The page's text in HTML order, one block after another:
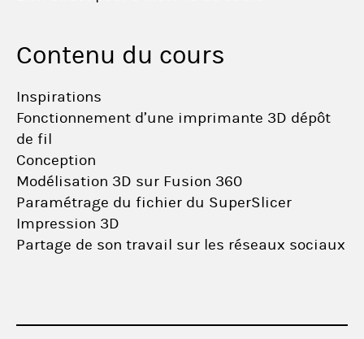
Contenu du cours
Inspirations
Fonctionnement d’une imprimante 3D dépôt
de fil
Conception
Modélisation 3D sur Fusion 360
Paramétrage du fichier du SuperSlicer
Impression 3D
Partage de son travail sur les réseaux sociaux